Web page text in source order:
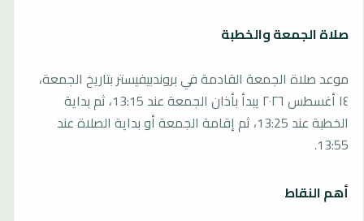
صلاة الجمعة والخطبة
موعد صلاة الجمعة القادمة في بروندبيفيستر بتاريخ الجمعة،
١٤ أغسطس ٢٠٢٦ يبدأ بأذان الجمعة عند 13:15، ثم بداية
الخطبة عند 13:25، ثم إقامة الجمعة أو بداية الصلاة عند
13:55.
أهم النقاط